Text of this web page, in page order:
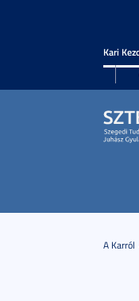
Kari
A Karról